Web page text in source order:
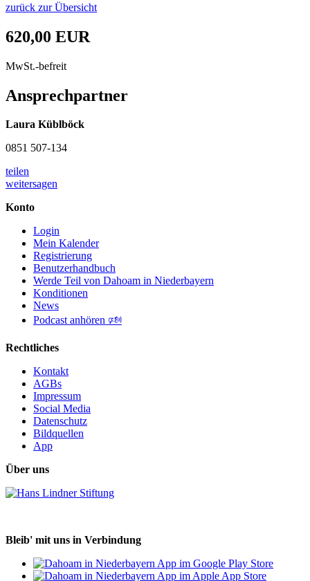
zurück zur Übersicht
620,00 EUR
MwSt.-befreit
Ansprechpartner
Laura Küblböck
0851 507-134
teilen
weitersagen
Konto
Login
Mein Kalender
Registrierung
Benutzerhandbuch
Werde Teil von Dahoam in Niederbayern
Konditionen
News
Podcast anhören 🕬
Rechtliches
Kontakt
AGBs
Impressum
Social Media
Datenschutz
Bildquellen
App
Über uns
Bleib' mit uns in Verbindung